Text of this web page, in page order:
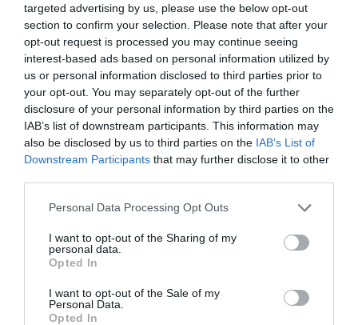
targeted advertising by us, please use the below opt-out
section to confirm your selection. Please note that after your
opt-out request is processed you may continue seeing
interest-based ads based on personal information utilized by
us or personal information disclosed to third parties prior to
your opt-out. You may separately opt-out of the further
disclosure of your personal information by third parties on the
IAB’s list of downstream participants. This information may
also be disclosed by us to third parties on the IAB’s List of
Downstream Participants that may further disclose it to other
Please note that this website/app uses one or more Google
not limited to your visit or usage behaviour. You may click to
grant or deny consent to Google and its third-party tags to
use your data for below specified purposes in below Google
consent section.
Personal Data Processing Opt Outs
I want to opt-out of the Sharing of my
personal data.
Opted In
I want to opt-out of the Sale of my
Personal Data.
Opted In